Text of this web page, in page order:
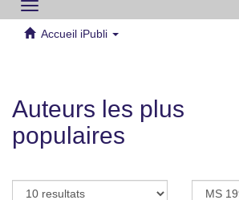
Toggle
navigation
Accueil iPubli
Auteurs les plus
populaires